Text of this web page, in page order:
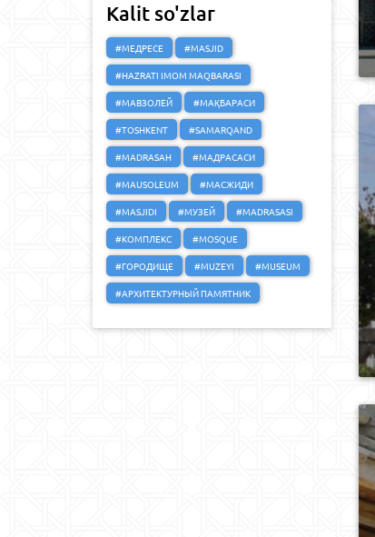
Kalit so'zlar
#МЕДРЕСЕ
#MASJID
#HAZRATI IMOM MAQBARASI
#МАВЗОЛЕЙ
#МАҚБАРАСИ
#TOSHKENT
#SAMARQAND
#MADRASAH
#МАДРАСАСИ
#MAUSOLEUM
#МАСЖИДИ
#MASJIDI
#МУЗЕЙ
#MADRASASI
#КОМПЛЕКС
#MOSQUE
#ГОРОДИЩЕ
#MUZEYI
#MUSEUM
#АРХИТЕКТУРНЫЙ ПАМЯТНИК